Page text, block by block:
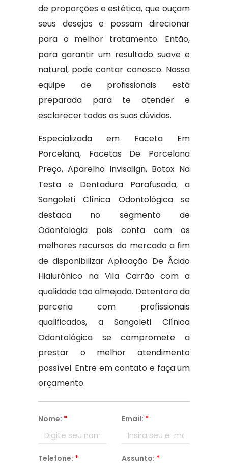
de proporções e estética, que ouçam
seus desejos e possam direcionar
para o melhor tratamento. Então,
para garantir um resultado suave e
natural, pode contar conosco. Nossa
equipe de profissionais está
preparada para te atender e
esclarecer todas as suas dúvidas.
Especializada em Faceta Em
Porcelana, Facetas De Porcelana
Preço, Aparelho Invisalign, Botox Na
Testa e Dentadura Parafusada, a
Sangoleti Clínica Odontológica se
destaca no segmento de
Odontologia pois conta com os
melhores recursos do mercado a fim
de disponibilizar Aplicação De Ácido
Hialurônico na Vila Carrão com a
qualidade tão almejada. Detentora da
parceria com profissionais
qualificados, a Sangoleti Clínica
Odontológica se compromete a
prestar o melhor atendimento
possível. Entre em contato e faça um
orçamento.
Nome: * Email: *
Telefone: * Assunto: *